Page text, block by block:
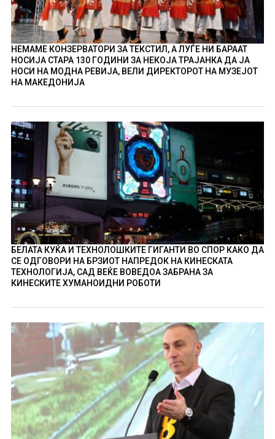
НЕМАМЕ КОНЗЕРВАТОРИ ЗА ТЕКСТИЛ, А ЛУЃЕ НИ БАРААТ
НОСИЈА СТАРА 130 ГОДИНИ ЗА НЕКОЈА ТРАЈАНКА ДА ЈА
НОСИ НА МОДНА РЕВИЈА, ВЕЛИ ДИРЕКТОРОТ НА МУЗЕЈОТ
НА МАКЕДОНИЈА
БЕЛАТА КУЌА И ТЕХНОЛОШКИТЕ ГИГАНТИ ВО СПОР КАКО ДА
СЕ ОДГОВОРИ НА БРЗИОТ НАПРЕДОК НА КИНЕСКАТА
ТЕХНОЛОГИЈА, САД ВЕЌЕ ВОВЕДОА ЗАБРАНА ЗА
КИНЕСКИТЕ ХУМАНОИДНИ РОБОТИ